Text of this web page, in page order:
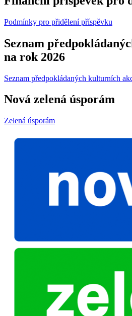
Podmínky pro přidělení příspěvku
Seznam
na rok 2026
Seznam předpokládaných kulturních
Nová zelená úsporám
Zelená úsporám